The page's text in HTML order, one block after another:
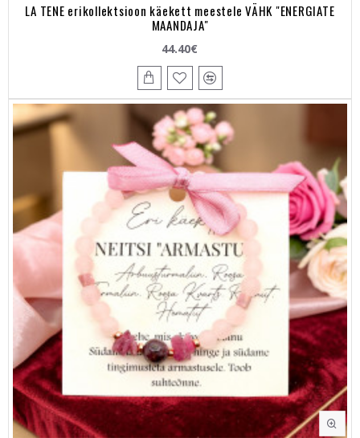
LA TENE erikollektsioon käekett meestele VÄHK "ENERGIATE
MAANDAJA"
44.40€